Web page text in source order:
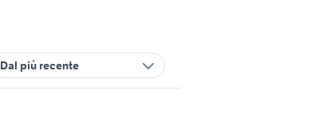
Dal più recente